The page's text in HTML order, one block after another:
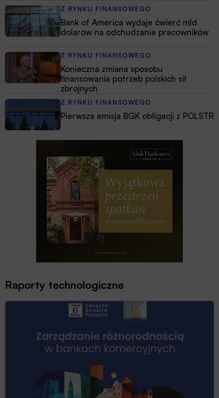
Z RYNKU FINANSOWEGO
Bank of America wydaje ćwierć mld
dolarów na odchudzanie pracowników
Z RYNKU FINANSOWEGO
Konieczna zmiana sposobu
finansowania potrzeb polskich sił
zbrojnych
Z RYNKU FINANSOWEGO
Pierwsza emisja BGK obligacji z POLSTR
Raporty technologiczne